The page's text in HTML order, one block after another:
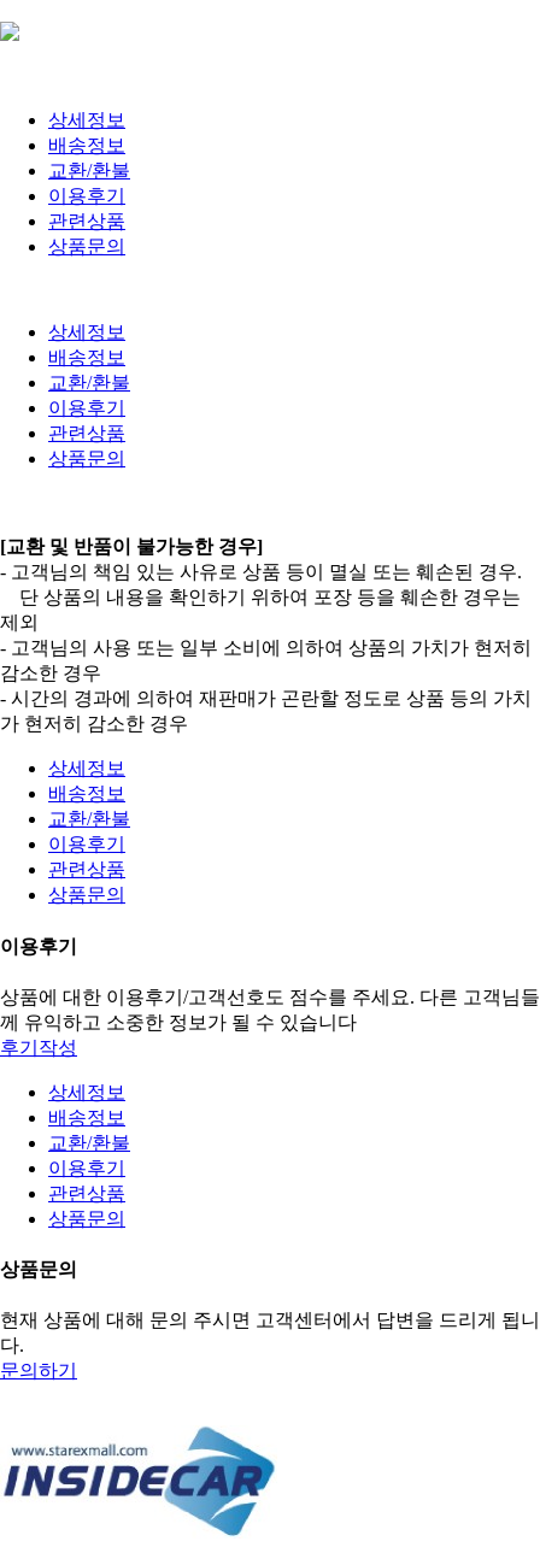
상세정보
배송정보
교환/환불
이용후기
관련상품
상품문의
상세정보
배송정보
교환/환불
이용후기
관련상품
상품문의
[교환 및 반품이 불가능한 경우]
- 고객님의 책임 있는 사유로 상품 등이 멸실 또는 훼손된 경우.
단 상품의 내용을 확인하기 위하여 포장 등을 훼손한 경우는
제외
- 고객님의 사용 또는 일부 소비에 의하여 상품의 가치가 현저히
감소한 경우
- 시간의 경과에 의하여 재판매가 곤란할 정도로 상품 등의 가치
가 현저히 감소한 경우
상세정보
배송정보
교환/환불
이용후기
관련상품
상품문의
이용후기
상품에 대한 이용후기/고객선호도 점수를 주세요. 다른 고객님들
께 유익하고 소중한 정보가 될 수 있습니다
후기작성
상세정보
배송정보
교환/환불
이용후기
관련상품
상품문의
상품문의
현재 상품에 대해 문의 주시면 고객센터에서 답변을 드리게 됩니
다.
문의하기